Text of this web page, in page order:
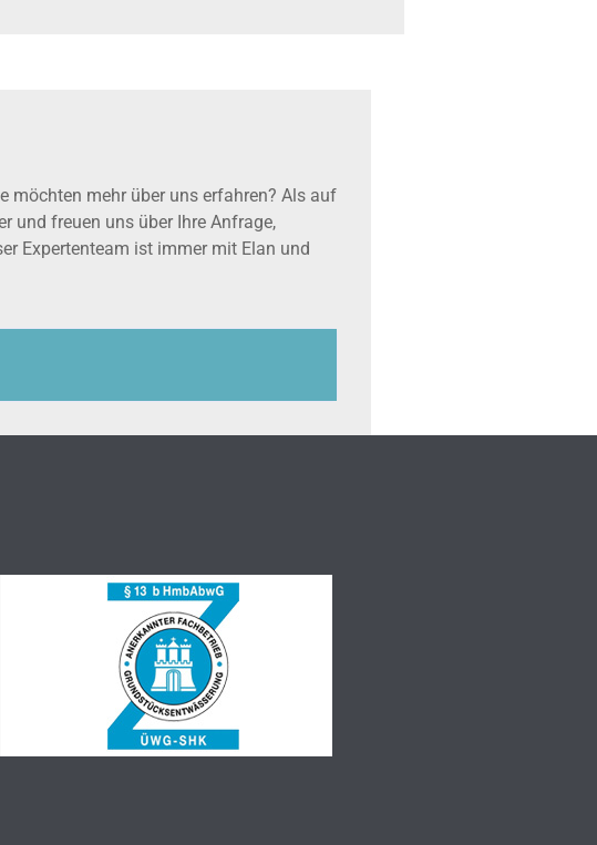
möchten mehr über uns erfahren? Als auf
und freuen uns über Ihre Anfrage,
Expertenteam ist immer mit Elan und